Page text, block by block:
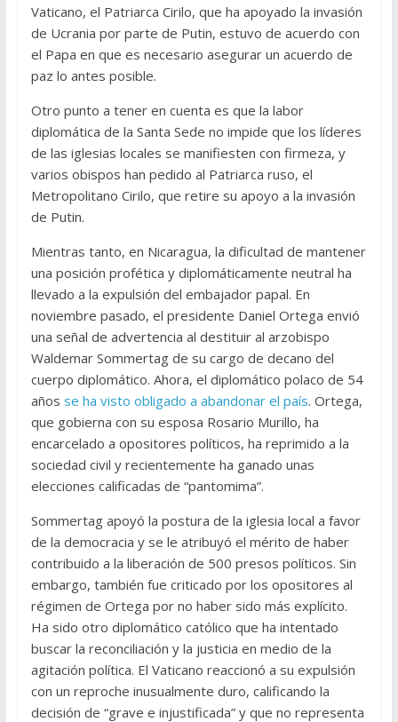
Vaticano, el Patriarca Cirilo, que ha apoyado la invasión
de Ucrania por parte de Putin, estuvo de acuerdo con
el Papa en que es necesario asegurar un acuerdo de
paz lo antes posible.
Otro punto a tener en cuenta es que la labor
diplomática de la Santa Sede no impide que los líderes
de las iglesias locales se manifiesten con firmeza, y
varios obispos han pedido al Patriarca ruso, el
Metropolitano Cirilo, que retire su apoyo a la invasión
de Putin.
Mientras tanto, en Nicaragua, la dificultad de mantener
una posición profética y diplomáticamente neutral ha
llevado a la expulsión del embajador papal. En
noviembre pasado, el presidente Daniel Ortega envió
una señal de advertencia al destituir al arzobispo
Waldemar Sommertag de su cargo de decano del
cuerpo diplomático. Ahora, el diplomático polaco de 54
años se ha visto obligado a abandonar el país. Ortega,
que gobierna con su esposa Rosario Murillo, ha
encarcelado a opositores políticos, ha reprimido a la
sociedad civil y recientemente ha ganado unas
elecciones calificadas de “pantomima”.
Sommertag apoyó la postura de la iglesia local a favor
de la democracia y se le atribuyó el mérito de haber
contribuido a la liberación de 500 presos políticos. Sin
embargo, también fue criticado por los opositores al
régimen de Ortega por no haber sido más explícito.
Ha sido otro diplomático católico que ha intentado
buscar la reconciliación y la justicia en medio de la
agitación política. El Vaticano reaccionó a su expulsión
con un reproche inusualmente duro, calificando la
decisión de “grave e injustificada” y que no representa